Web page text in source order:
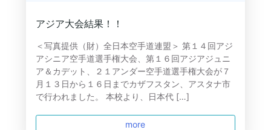
アジア大会結果！！
＜写真提供（財）全日本空手道連盟＞ 第１４回アジ
アシニア空手道選手権大会、第１６回アジアジュニ
ア＆カデット、２１アンダー空手道選手権大会が７
月１３日から１６日までカザフスタン、アスタナ市
で行われました。 本校より、日本代 […]
more